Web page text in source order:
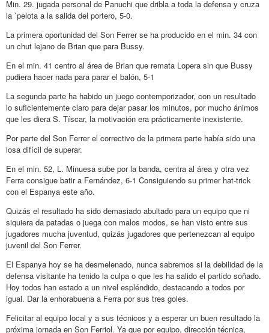
Min. 29. jugada personal de Panuchi que dribla a toda la defensa y cruza
la `pelota a la salida del portero, 5-0.
La primera oportunidad del Son Ferrer se ha producido en el min. 34 con
un chut lejano de Brian que para Bussy.
En el min. 41 centro al área de Brian que remata Lopera sin que Bussy
pudiera hacer nada para parar el balón, 5-1
La segunda parte ha habido un juego contemporizador, con un resultado
lo suficientemente claro para dejar pasar los minutos, por mucho ánimos
que les diera S. Tíscar, la motivación era prácticamente inexistente.
Por parte del Son Ferrer el correctivo de la primera parte había sido una
losa difícil de superar.
En el min. 52, L. Minuesa sube por la banda, centra al área y otra vez
Ferra consigue batir a Fernández, 6-1 Consiguiendo su primer hat-trick
con el Espanya este año.
Quizás el resultado ha sido demasiado abultado para un equipo que ni
siquiera da patadas o juega con malos modos, se han visto entre sus
jugadores mucha juventud, quizás jugadores que pertenezcan al equipo
juvenil del Son Ferrer.
El Espanya hoy se ha desmelenado, nunca sabremos si la debilidad de la
defensa visitante ha tenido la culpa o que les ha salido el partido soñado.
Hoy todos han estado a un nivel espléndido, destacando a todos por
igual. Dar la enhorabuena a Ferra por sus tres goles.
Felicitar al equipo local y a sus técnicos y a esperar un buen resultado la
próxima jornada en Son Ferriol. Ya que por equipo, dirección técnica,